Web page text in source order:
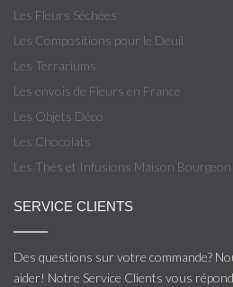
Les Fleurs Séchées
Les Compositions pour le Deuil
Les Terrariums
Les envois de Fleurs en France
Les Objets Déco
Les Chocolats
Les Thés et Infusions Maison Bourgeon
SERVICE CLIENTS
Des questions sur votre commande?
aider! Notre Service Clients vous